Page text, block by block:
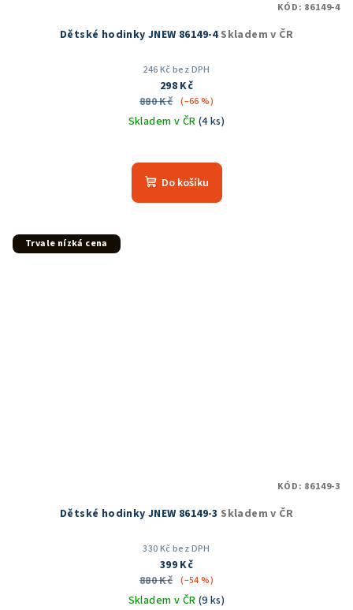
Dětské hodinky JNEW 86149-4Skladem v ČR
246 Kč bez DPH
298 Kč
880 Kč (–66 %)
Skladem v ČR (4 ks)
hodnocení
produktu
Do košíku
KÓD: 86149-4
Trvale nízká cena
Dětské hodinky JNEW 86149-3 Skladem v ČR
330 Kč bez DPH
399 Kč
880 Kč (–54 %)
Skladem v ČR (9 ks)
KÓD: 86149-3